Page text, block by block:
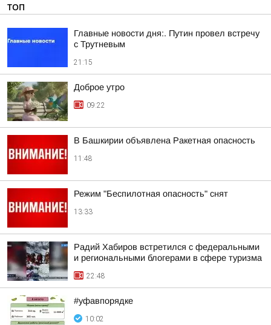
ТОП
Главные новости дня:. Путин провел встречу
с Трутневым
21:15
Доброе утро
09:22
В Башкирии объявлена Ракетная опасность
11:48
Режим "Беспилотная опасность" снят
13:33
Радий Хабиров встретился с федеральными
и региональными блогерами в сфере туризма
22:48
#уфавпорядке
10:02